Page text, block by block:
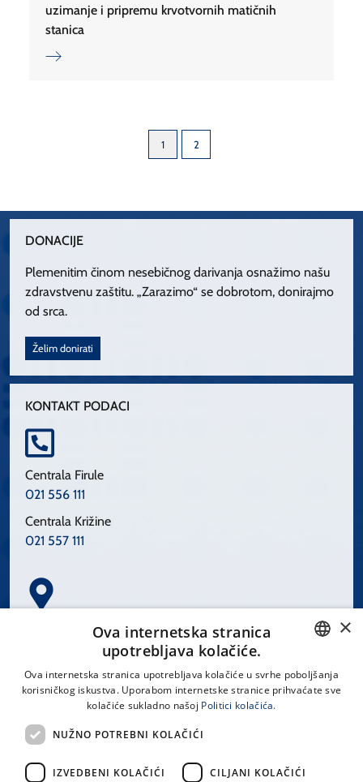
uzimanje i pripremu krvotvornih matičnih
stanica
1 2
DONACIJE
Plemenitim činom nesebičnog darivanja osnažimo našu
zdravstvenu zaštitu. „Zarazimo“ se dobrotom, donirajmo
od srca.
Želim donirati
KONTAKT PODACI
Centrala Firule
021 556 111
Centrala Križine
021 557 111
Spinčićeva 1, 21000 Split
LINKOVI
CROATIAN
×
Ova internetska stranica
upotrebljava kolačiće.
Ova internetska stranica upotrebljava kolačiće u svrhe poboljšanja
korisničkog iskustva. Uporabom internetske stranice prihvaćate sve
kolačiće sukladno našoj Politici kolačića.
NUŽNO POTREBNI KOLAČIĆI
IZVEDBENI KOLAČIĆI CILJANI KOLAČIĆI